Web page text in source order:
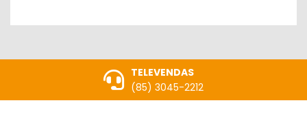
TELEVENDAS
(85) 3045-2212